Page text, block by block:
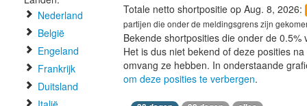
Nederland
België
Engeland
Frankrijk
Duitsland
Totale netto shortpositie op Aug. 8, 2026:
partijen die onder de meldingsgrens zijn
Bekende shortposities die onder de
Het is dus niet bekend of deze posities
omvang ze hebben. In onderstaande
om deze posities te verbergen.